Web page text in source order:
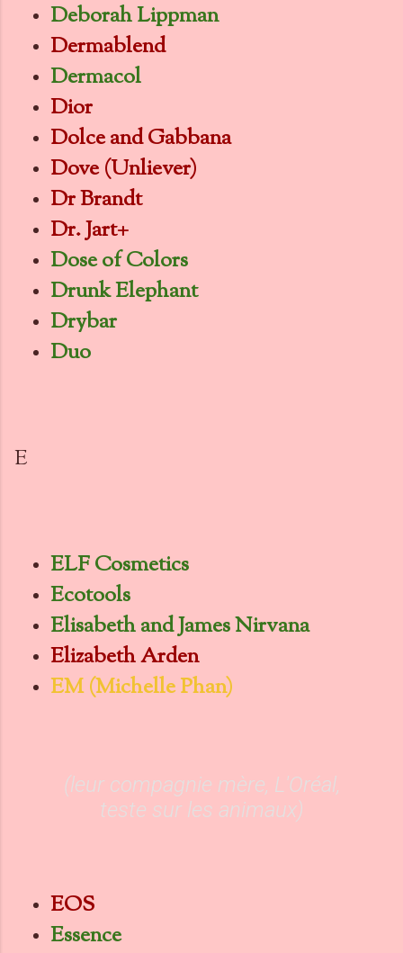
Deborah Lippman
Dermablend
Dermacol
Dior
Dolce and Gabbana
Dove (Unliever)
Dr Brandt
Dr. Jart+
Dose of Colors
Drunk Elephant
Drybar
Duo
E
ELF Cosmetics
Ecotools
Elisabeth and James Nirvana
Elizabeth Arden
EM (Michelle Phan)
(leur compagnie mère, L'Oréal,
teste sur les animaux)
EOS
Essence